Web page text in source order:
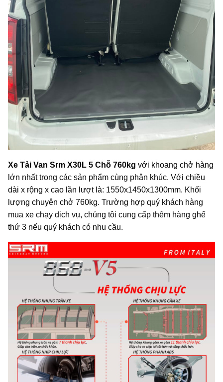
Xe Tải Van Srm X30L 5 Chỗ 760kg với khoang chở hàng
lớn nhất trong các sản phẩm cùng phân khúc. Với chiều
dài x rộng x cao lần lượt là: 1550x1450x1300mm. Khối
lượng chuyên chở 760kg. Trường hợp quý khách hàng
mua xe chạy dịch vụ, chúng tôi cung cấp thêm hàng ghế
thứ 3 nếu quý khách có nhu cầu.